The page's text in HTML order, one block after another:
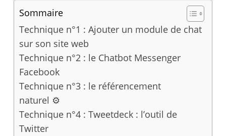
Sommaire
Technique n°1 : Ajouter un module de chat
sur son site web ‍
Technique n°2 : le Chatbot Messenger
Facebook
Technique n°3 : le référencement
naturel ⚙
Technique n°4 : Tweetdeck : l’outil de
Twitter